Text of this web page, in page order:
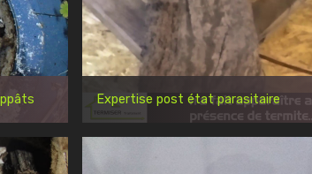
Expertise post état parasitaire